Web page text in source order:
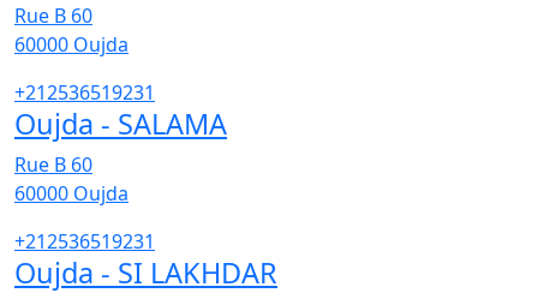
Rue B 60
60000 Oujda
+212536519231
Oujda - SALAMA
Rue B 60
60000 Oujda
+212536519231
Oujda - SI LAKHDAR